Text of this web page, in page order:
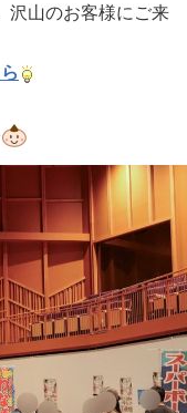
沢山のお客様にご来